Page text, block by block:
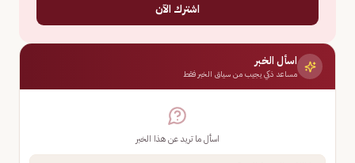
اشترك الآن
اسأل الخبر
مساعد ذكي يجيب من سياق الخبر فقط
اسأل ما تريد عن هذا الخبر